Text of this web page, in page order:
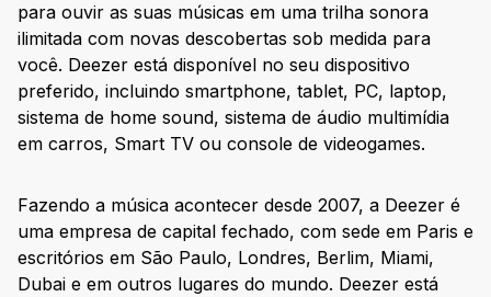
para ouvir as suas músicas em uma trilha sonora
ilimitada com novas descobertas sob medida para
você. Deezer está disponível no seu dispositivo
preferido, incluindo smartphone, tablet, PC, laptop,
sistema de home sound, sistema de áudio multimídia
em carros, Smart TV ou console de videogames.
Fazendo a música acontecer desde 2007, a Deezer é
uma empresa de capital fechado, com sede em Paris e
escritórios em São Paulo, Londres, Berlim, Miami,
Dubai e em outros lugares do mundo. Deezer está